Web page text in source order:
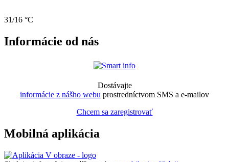
31/16 °C
Informácie od nás
Dostávajte
informácie z nášho webu prostredníctvom SMS a e-mailov
Chcem sa zaregistrovať
Mobilná aplikácia